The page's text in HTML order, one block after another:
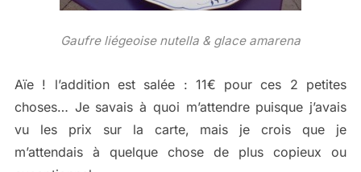
Gaufre liégeoise nutella & glace amarena
Aïe ! l’addition est salée : 11€ pour ces 2 petites
choses… Je savais à quoi m’attendre puisque j’avais
vu les prix sur la carte, mais je crois que je
m’attendais à quelque chose de plus copieux ou